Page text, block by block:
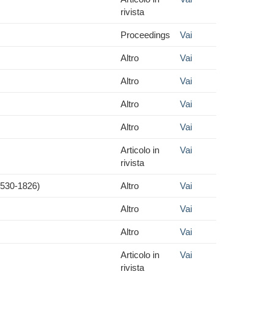
rivista
Proceedings Vai
Altro Vai
Altro Vai
Altro Vai
Altro Vai
Articolo in
rivista
Vai
1826) Altro Vai
Altro Vai
Altro Vai
Articolo in
rivista
Vai